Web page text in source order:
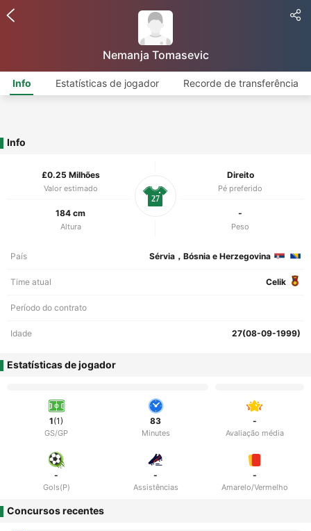
Nemanja Tomasevic
Info Estatísticas de jogador Recorde de transferência
Info
£0.25 Milhões
Valor estimado
Direito
Pé preferido
184 cm
Altura
-
Peso
27
País Sérvia，Bósnia e Herzegovina
Time atual Celik
Período do contrato
Idade 27(08-09-1999)
Estatísticas de jogador
1(1)
GS/GP
83
Minutes
-
Avaliação média
-
Gols(P)
-
Assistências
-
Amarelo/Vermelho
Concursos recentes